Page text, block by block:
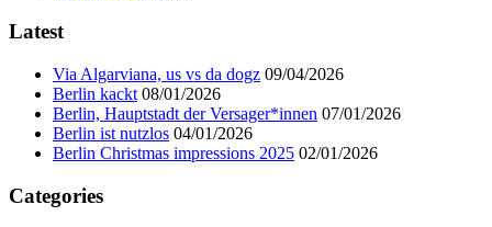
Latest
Via Algarviana, us vs da dogz 09/04/2026
Berlin kackt 08/01/2026
Berlin, Hauptstadt der Versager*innen 07/01/2026
Berlin ist nutzlos 04/01/2026
Berlin Christmas impressions 2025 02/01/2026
Categories